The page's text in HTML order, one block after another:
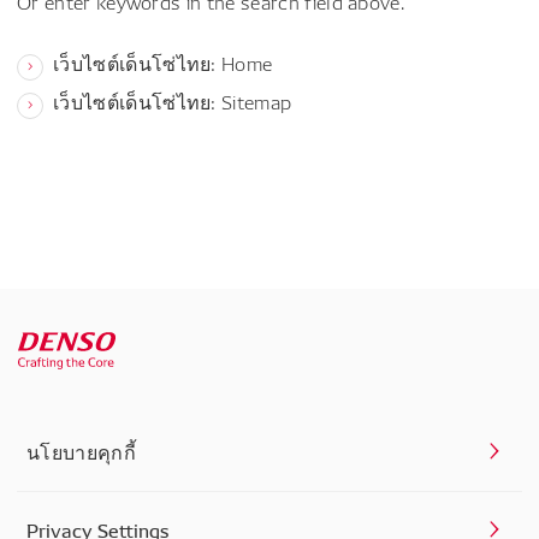
เว็บไซต์เด็นโซ่ไทย: Home
เว็บไซต์เด็นโซ่ไทย: Sitemap
นโยบายคุกกี้
Privacy Settings